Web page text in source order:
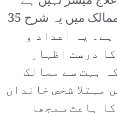
جبکہ”ترقی یافتہ“ ممالک میں یہ شرح 35
50 فیصد ہے۔ یہ اعداد و
درست اظہار
بہت سے ممالک
مبتلا شخص خاندان